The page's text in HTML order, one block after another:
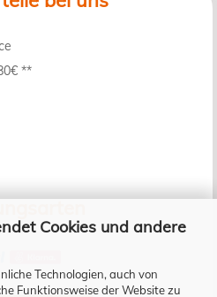
Cookies und andere
Technologien, auch von
Funktionsweise der Website zu
**